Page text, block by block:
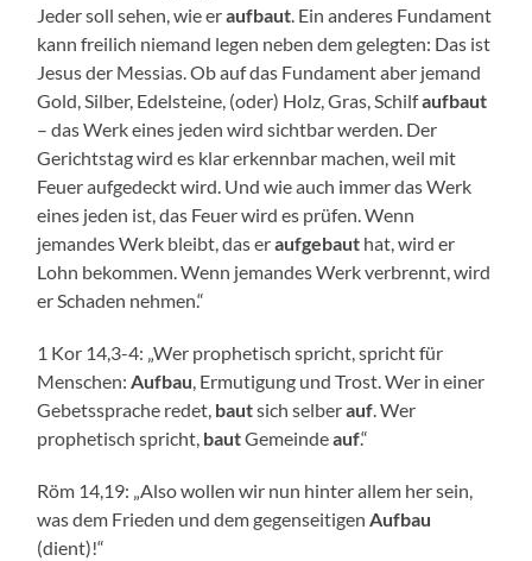
Jeder soll sehen, wie eraufbaut. Ein anderes Fundament
kann freilich niemand legen neben dem gelegten: Das ist
Jesus der Messias. Ob auf das Fundament aber jemand
Gold, Silber, Edelsteine, (oder) Holz, Gras, Schilfaufbaut
– das Werk eines jeden wird sichtbar werden. Der
Gerichtstag wird es klar erkennbar machen, weil mit
Feuer aufgedeckt wird. Und wie auch immer das Werk
eines jeden ist, das Feuer wird es prüfen. Wenn
jemandes Werk bleibt, das eraufgebaut hat, wird er
Lohn bekommen. Wenn jemandes Werk verbrennt, wird
er Schaden nehmen.“
1 Kor 14,3-4: „Wer prophetisch spricht, spricht für
Menschen:Aufbau, Ermutigung und Trost. Wer in einer
Gebetssprache redet, bautsich selberauf. Wer
prophetisch spricht, bautGemeindeauf.“
Röm 14,19: „Also wollen wir nun hinter allem her sein,
was dem Frieden und dem gegenseitigenAufbau
(dient)!“